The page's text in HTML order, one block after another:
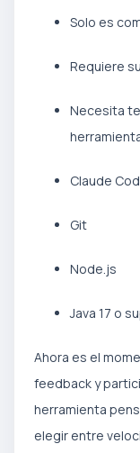
Solo es
Requiere
Necesita
Claude
Git
Node.js
Java 17 o
Ahora es el
feedback y
herramienta
elegir entre